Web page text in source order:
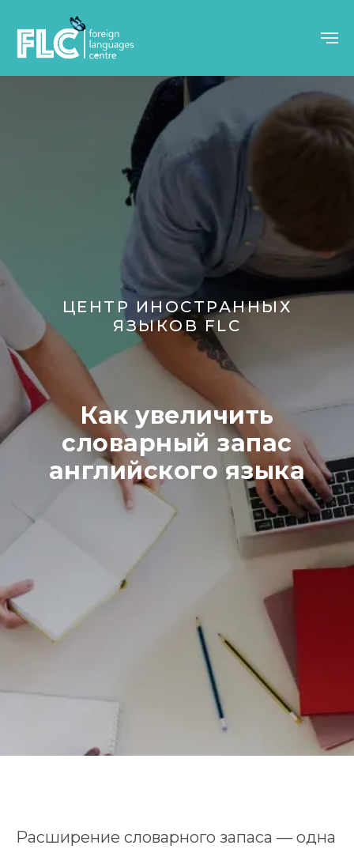
ЦЕНТР ИНОСТРАННЫХ
ЯЗЫКОВ FLC
Как увеличить
словарный запас
английского языка
Расширение словарного запаса — одна